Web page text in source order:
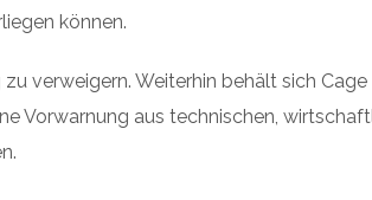
können.
verweigern. Weiterhin behält sich
Vorwarnung aus technischen,